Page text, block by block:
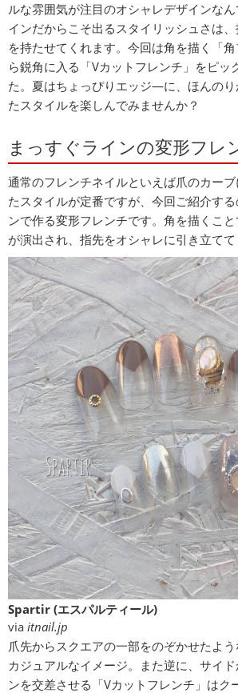
ルな雰囲気が注目のオシャレデザインな
インだからこそ出るスタイリッシュさは
を持たせてくれます。今回は角を描く「
ら鋭角に入る「Vカットフレンチ」をピッ
た。夏はちょっぴりエッジ―に、ほんの
たスタイルを楽しんでみませんか？
まっすぐラインの変形フレ
通常のフレンチネイルといえば爪のカー
たスタイルが定番ですが、今回ご紹介す
ンで作る変形フレンチです。角を描くこ
が演出され、指先をオシャレに引き立てて
Spartir (エスパルティール)
via itnail.jp
爪先からスクエアの一部をのぞかせたよ
カジュアルなイメージ。また逆に、サイ
ンを交差させる「Vカットフレンチ」はク